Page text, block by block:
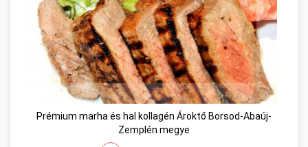
Prémium marha és hal kollagén Ároktő Borsod-Abaúj-
Zemplén megye